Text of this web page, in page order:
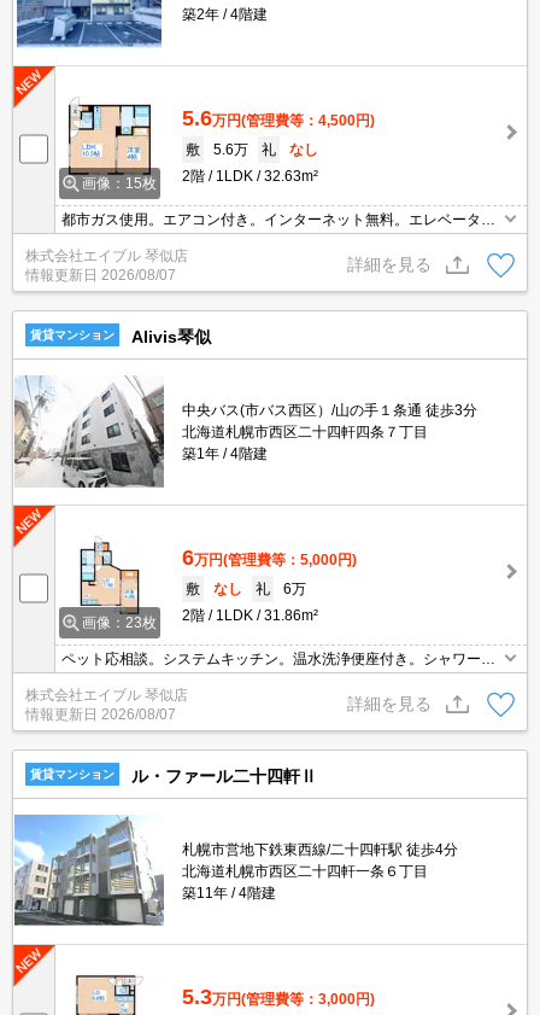
築2年
4階建
画像：15枚
5.6万円(管理費等：4,500円)
敷
5.6万 礼
なし
2階
1LDK 32.63m²
都市ガス使用。エアコン付き。インターネット無料。エレベーター
あり。ロードヒーティング。オートロック。宅配ボックスあり。シ
ャワー付独立洗面台。浴室換気乾燥式。TVインターホン付き。初期
費用カード払い可。
株式会社エイブル 琴似店
情報更新日 2026/08/07
詳細を見る
賃貸マンション Alivis琴似
中央バス(市バス西区）/山の手１条通 徒歩3分
北海道札幌市西区二十四軒四条７丁目
築1年
4階建
画像：23枚
6万円(管理費等：5,000円)
敷
なし 礼
6万
2階
1LDK 31.86m²
ペット応相談。システムキッチン。温水洗浄便座付き。シャワー付
独立洗面台。エアコン付き。インターネット無料。オートロック。
宅配ボックスあり。エレベーターあり。初期費用カード払い可。
株式会社エイブル 琴似店
情報更新日 2026/08/07
詳細を見る
賃貸マンション ル・ファール二十四軒Ⅱ
札幌市営地下鉄東西線/二十四軒駅 徒歩4分
北海道札幌市西区二十四軒一条６丁目
築11年
4階建
5.3万円(管理費等：3,000円)